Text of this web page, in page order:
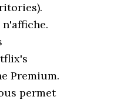
Premium.
permet